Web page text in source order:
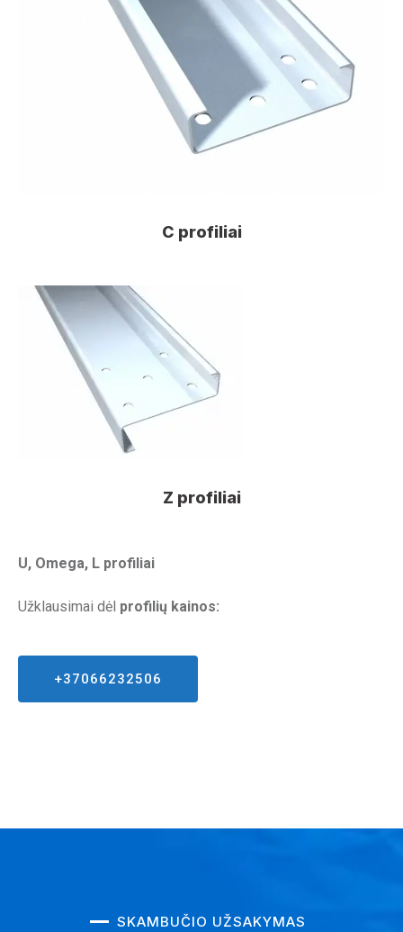
C profiliai
Z profiliai
U, Omega, L profiliai
Užklausimai dėl profilių kainos:
+37066232506
SKAMBUČIO UŽSAKYMAS